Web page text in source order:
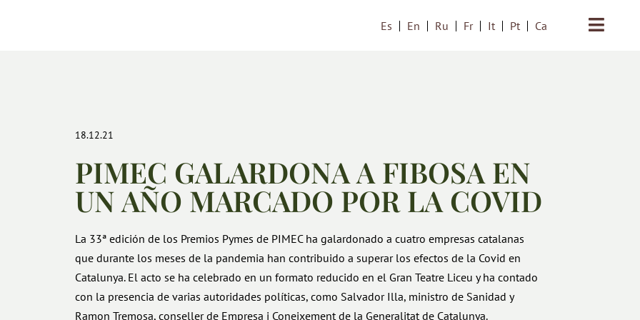
Es En Ru Fr It Pt Ca
18.12.21
PIMEC GALARDONA A FIBOSA EN
UN AÑO MARCADO POR LA COVID
La 33ª edición de los Premios Pymes de PIMEC ha galardonado a cuatro empresas catalanas
que durante los meses de la pandemia han contribuido a superar los efectos de la Covid en
Catalunya. El acto se ha celebrado en un formato reducido en el Gran Teatre Liceu y ha contado
con la presencia de varias autoridades políticas, como Salvador Illa, ministro de Sanidad y
Ramon Tremosa, conseller de Empresa i Coneixement de la Generalitat de Catalunya.